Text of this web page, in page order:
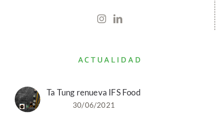
ACTUALIDAD
Ta Tung renueva IFS Food
30/06/2021